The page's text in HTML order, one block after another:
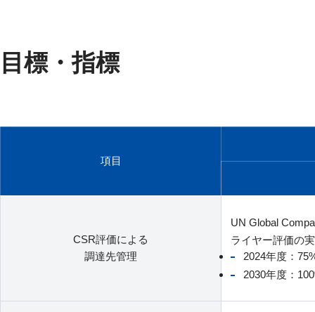
目標・指標
項目
CSR評価による
調達先管理
UN Global
ライヤー評価の
2024年度：
2030年度：